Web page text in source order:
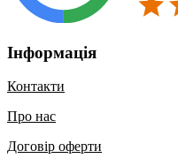
Інформація
Контакти
Про нас
Договір оферти